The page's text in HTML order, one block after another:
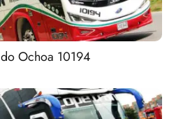
Ochoa 10194